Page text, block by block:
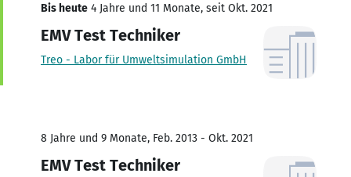
Bis heute 4 Jahre und 11 Monate, seit Okt. 2021
EMV Test Techniker
Treo - Labor für Umweltsimulation GmbH
8 Jahre und 9 Monate, Feb. 2013 - Okt. 2021
EMV Test Techniker